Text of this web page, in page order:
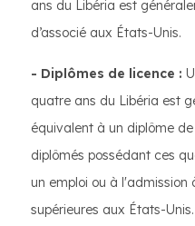
ans du Libéria est
d’associé aux États-Unis.
- Diplômes de licence :
quatre ans du Libéria est
équivalent à un diplôme
diplômés possédant ces
un emploi ou à
supérieures aux États-Unis.